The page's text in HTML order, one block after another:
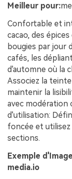
Meilleur pour:
Confortable et
cacao, des
bougies par jour
cafés, les
d'automne où la
Associez la
maintenir la
avec modération
d'utilisation:
foncée et utilisez
sections.
Exemple
media.io